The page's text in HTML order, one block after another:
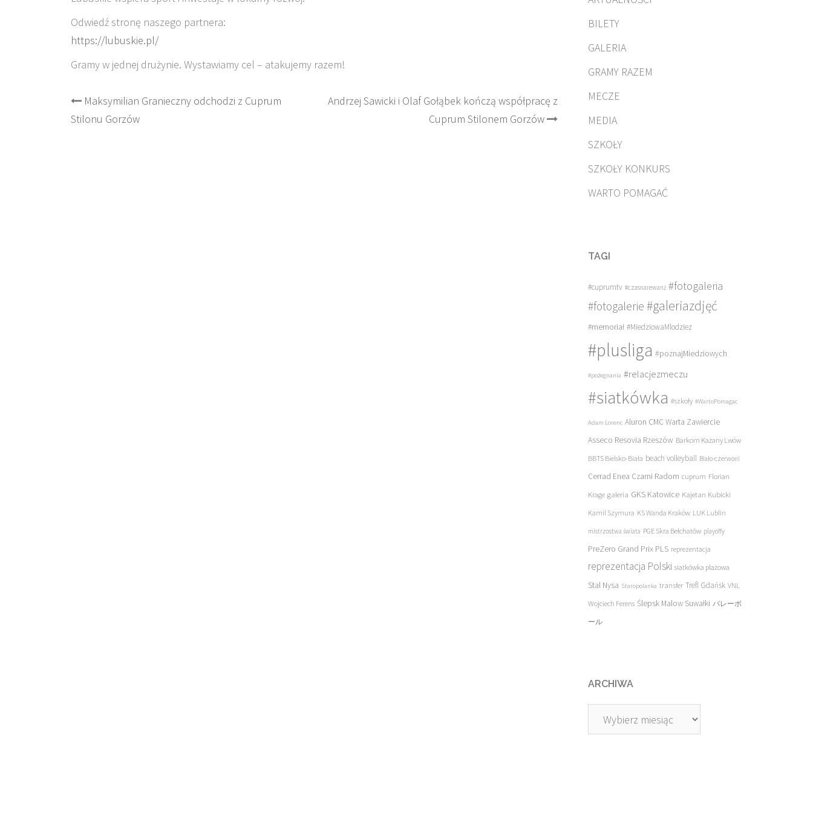
Odwiedź stronę naszego partnera:
https://lubuskie.pl/
Gramy w jednej drużynie. Wystawiamy cel – atakujemy razem!
Post
navigation
Maksymilian Granieczny odchodzi z Cuprum
Stilonu Gorzów
Andrzej Sawicki i Olaf Gołąbek kończą współpracę z
Cuprum Stilonem Gorzów
BILETY
GALERIA
GRAMY RAZEM
MECZE
MEDIA
SZKOŁY
SZKOŁY KONKURS
WARTO POMAGAĆ
TAGI
#cuprumtv #czasnarewanż #fotogaleria
#fotogalerie #galeriazdjęć
#memoriał #MiedziowaMlodziez
#plusliga #poznajMiedziowych
#pożegnania #relacjezmeczu
#siatkówka #szkoły #WartoPomagac
Adam Lorenc Aluron CMC Warta Zawiercie
Asseco Resovia Rzeszów Barkom Każany Lwów
BBTS Bielsko-Biała beach volleyball Biało-czerwoni
Cerrad Enea Czarni Radom cuprum Florian
Krage galeria GKS Katowice Kajetan Kubicki
Kamil Szymura KS Wanda Kraków LUK Lublin
mistrzostwa świata PGE Skra Bełchatów playoffy
PreZero Grand Prix PLS reprezentacja
reprezentacja Polski siatkówka plażowa
Stal Nysa Staropolanka transfer Trefl Gdańsk VNL
Wojciech Ferens Ślepsk Malow Suwałki バレーボ
ール
ARCHIWA
Archiwa